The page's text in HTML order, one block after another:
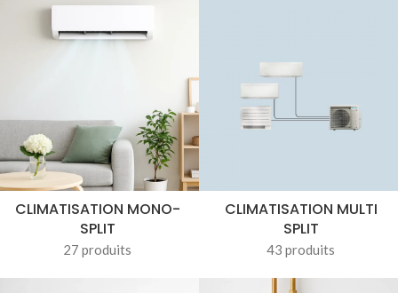
CLIMATISATION MONO-
SPLIT
27 produits
CLIMATISATION MULTI
SPLIT
43 produits